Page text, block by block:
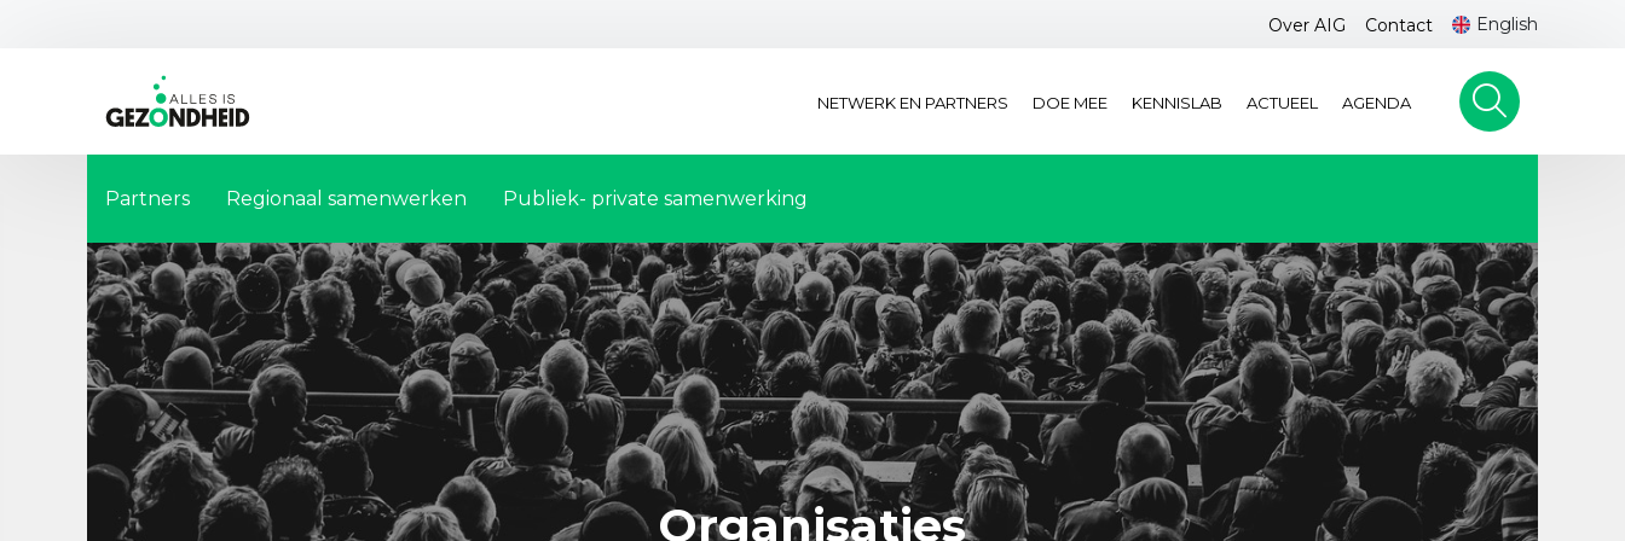
Over AIG Contact English
NETWERK EN PARTNERS DOE MEE KENNISLAB ACTUEEL AGENDA
Partners Regionaal samenwerken Publiek- private samenwerking
Organisaties